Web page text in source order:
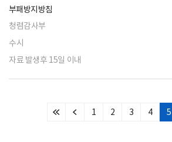
부패방지방침
청렴감사부
수시
자료 발생후 15일 이내
처
이
1 2 3 4 5